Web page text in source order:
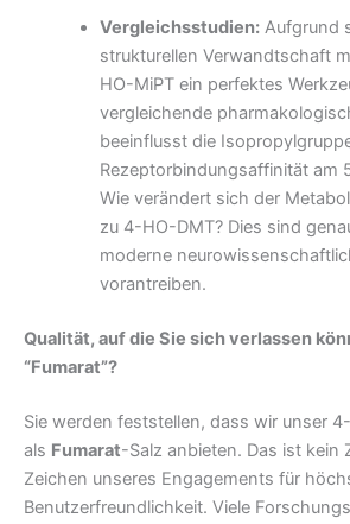
Vergleichsstudien:Aufgrund
strukturellen Verwandtschaft
HO-MiPT ein perfektes
vergleichende
beeinflusst die
Rezeptorbindungsaffinität am
Wie verändert sich der
zu 4-HO-DMT? Dies sind
moderne
vorantreiben.
Qualität, auf die Sie sich verlassen
“Fumarat”?
Sie werden feststellen, dass wir unser
als Fumarat-Salz anbieten. Das ist kein
Zeichen unseres Engagements für
Benutzerfreundlichkeit. Viele